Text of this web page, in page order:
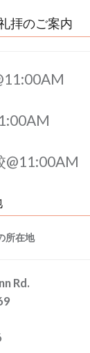
礼拝のご案内
@11:00AM
所在地
Rd.